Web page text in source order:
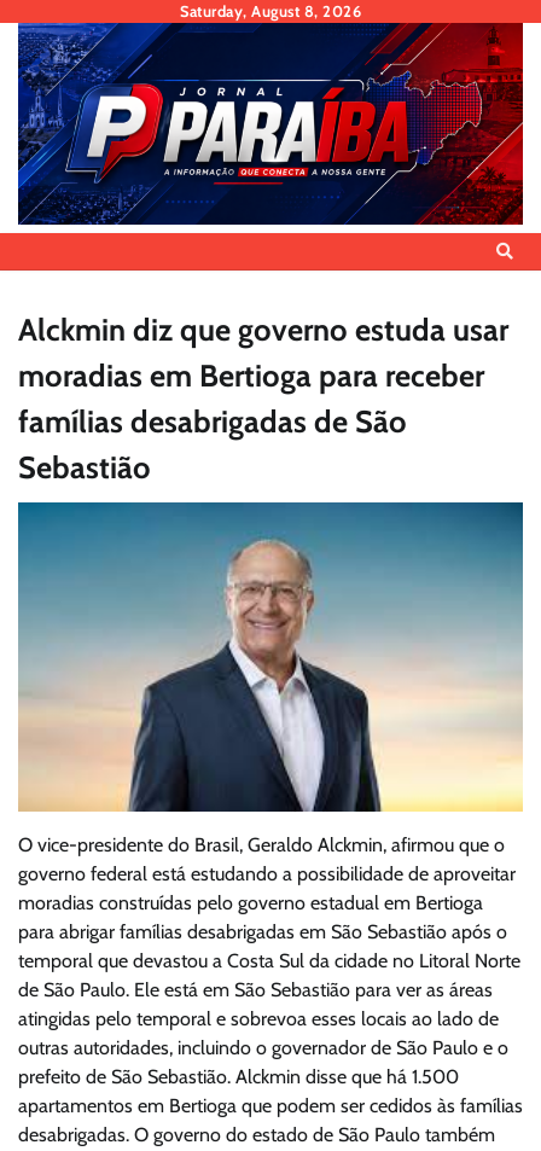
content
Saturday, August 8, 2026
Alckmin diz que governo estuda usar
moradias em Bertioga para receber
famílias desabrigadas de São
Sebastião
O vice-presidente do Brasil, Geraldo Alckmin, afirmou que o
governo federal está estudando a possibilidade de aproveitar
moradias construídas pelo governo estadual em Bertioga
para abrigar famílias desabrigadas em São Sebastião após o
temporal que devastou a Costa Sul da cidade no Litoral Norte
de São Paulo. Ele está em São Sebastião para ver as áreas
atingidas pelo temporal e sobrevoa esses locais ao lado de
outras autoridades, incluindo o governador de São Paulo e o
prefeito de São Sebastião. Alckmin disse que há 1.500
apartamentos em Bertioga que podem ser cedidos às famílias
desabrigadas. O governo do estado de São Paulo também